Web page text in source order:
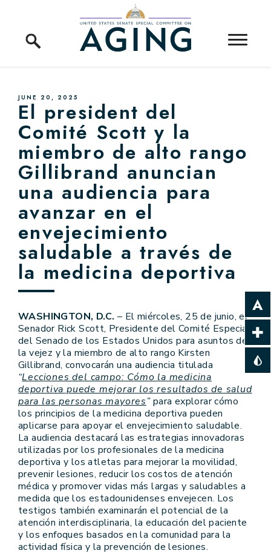
Home Logo Link
PUBLISHED:
JUNE 20, 2025
El president del
Comité Scott y la
miembro de alto rango
Gillibrand anuncian
una audiencia para
avanzar en el
envejecimiento
saludable a través de
la medicina deportiva
WASHINGTON, D.C. – El miércoles, 25 de junio, el
Senador Rick Scott, Presidente del Comité Especial
del Senado de los Estados Unidos para asuntos de
la vejez y la miembro de alto rango Kirsten
Gillibrand, convocarán una audiencia titulada
“Lecciones del campo: Cómo la medicina
deportiva puede mejorar los resultados de salud
para las personas mayores”para explorar cómo
los principios de la medicina deportiva pueden
aplicarse para apoyar el envejecimiento saludable.
La audiencia destacará las estrategias innovadoras
utilizadas por los profesionales de la medicina
deportiva y los atletas para mejorar la movilidad,
prevenir lesiones, reducir los costos de atención
médica y promover vidas más largas y saludables a
medida que los estadounidenses envejecen. Los
testigos también examinarán el potencial de la
atención interdisciplinaria, la educación del paciente
y los enfoques basados en la comunidad para la
actividad física y la prevención de lesiones.